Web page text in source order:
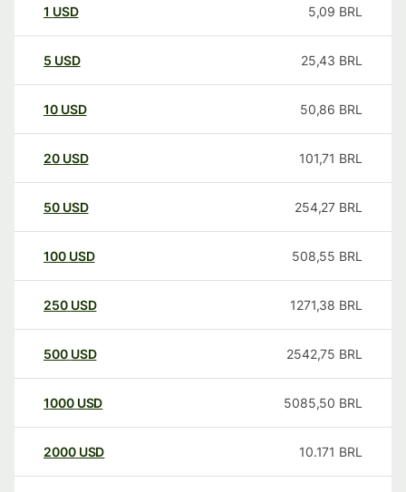
1 USD 5,09 BRL
5 USD 25,43 BRL
10 USD 50,86 BRL
20 USD 101,71 BRL
50 USD 254,27 BRL
100 USD 508,55 BRL
250 USD 1271,38 BRL
500 USD 2542,75 BRL
1000 USD 5085,50 BRL
2000 USD 10.171 BRL